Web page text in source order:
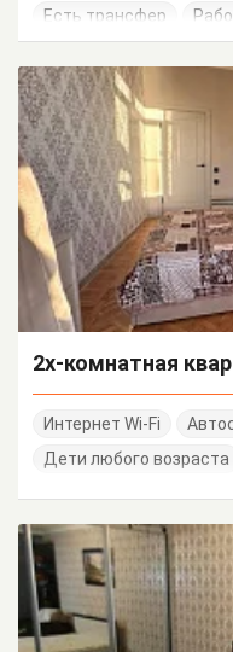
Есть трансфер
2х-комнатная
Интернет Wi-Fi
Дети любого возраста